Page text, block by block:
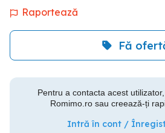
Raportează
Fă
Pentru a contacta acest
Romimo.ro sau creează-ți
Intră în cont /